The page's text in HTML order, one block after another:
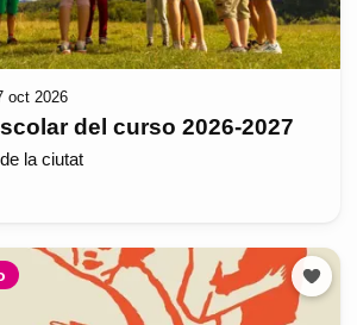
oct 2026
del curso 2026-2027
la ciutat